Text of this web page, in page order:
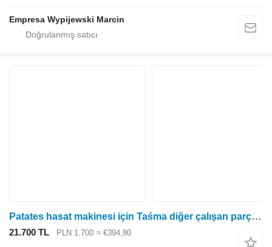
Empresa Wypijewski Marcin
Patates hasat makinesi için Taśma diğer çalışan parçalar
21.700 TL PLN 1.700 ≈ €394,80